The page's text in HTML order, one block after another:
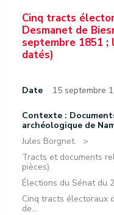
Cinq tracts
Desmanet de
septembre 1851
datés)
Date 15 septembre
Contexte :
archéologique de
Jules Borgnet.
Tracts et documents
pièces).
Élections du Sénat du
Cinq tracts électoraux
de...